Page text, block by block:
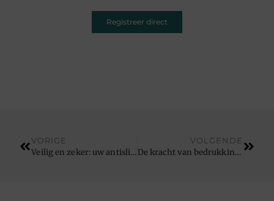
Registreer direct
VORIGE
Veilig en zeker: uw antislip trap repareren
VOLGENDE
De kracht van bedrukking: Hoe personalisatie uw merk kan versterken